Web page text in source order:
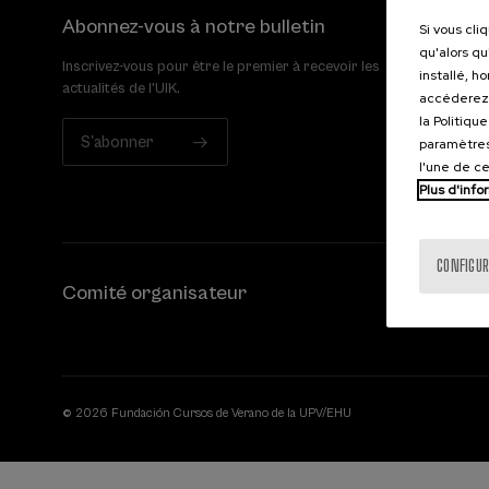
Abonnez-vous à notre bulletin
Inscrivez-vous pour être le premier à recevoir les
actualités de l'UIK.
S'abonner
Comité organisateur
© 2026 Fundación Cursos de Verano de la UPV/EHU
Si vous
qu'alors
installé,
la
l'une de
Plus